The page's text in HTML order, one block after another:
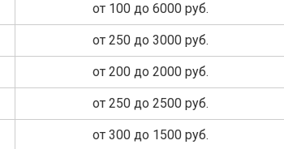
от 100 до 6000 руб.
от 250 до 3000 руб.
от 200 до 2000 руб.
от 250 до 2500 руб.
от 300 до 1500 руб.